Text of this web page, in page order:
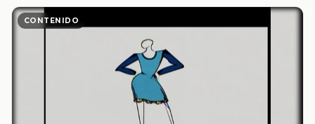
CONTENIDO